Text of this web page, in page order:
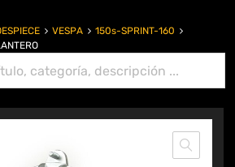
VESPA
150s-SPRINT-160